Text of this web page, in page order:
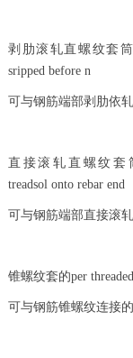
剥肋滚轧直螺纹套筒
sripped before n
可与钢筋端部剥肋依
直接滚轧直螺纹套筒
treadsol onto rebar end
可与钢筋端部直接滚
锥螺纹套的per
可与钢筋锥螺纹连接